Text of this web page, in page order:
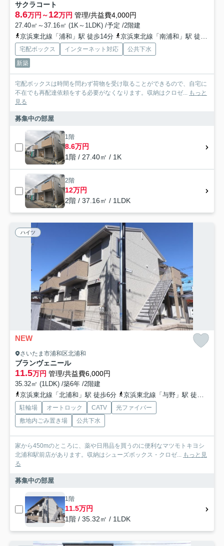
サクラコート
8.6万円～12万円 管理/共益費4,000円
27.40㎡～37.16㎡ (1K～1LDK) /予定 /2階建
京浜東北線「浦和」駅 徒歩14分
京浜東北線「南浦和」駅 徒歩25分
宅配ボックス インターネット対応
公共下水
新築
宅配ボックスは時間を問わず荷物を受け取ることができるので、自宅に
不在でも再配達依頼をする必要がなくなります。収納はクロゼ... もっと
見る
募集中の部屋
1階
8.6万円
1階 / 27.40㎡ / 1K
2階
12万円
2階 / 37.16㎡ / 1LDK
ハイツ
NEW
さいたま市浦和区北浦和
ブランヴェニール
11.5万円 管理/共益費6,000円
35.32㎡ (1LDK) /築6年 /2階建
京浜東北線「北浦和」駅 徒歩6分
京浜東北線「与野」駅 徒歩14分
駐輪場 オートロック CATV
光ファイバー
敷地内ごみ置き場
公共下水
家から450mのところに、薬や日用品を買うのに便利なマツモトキヨシ
北浦和駅前店があります。収納はシューズボックス・クロゼ... もっと見
る
募集中の部屋
1階
11.5万円
1階 / 35.32㎡ / 1LDK